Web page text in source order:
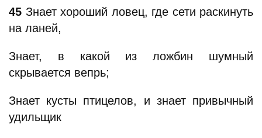
45 Знает хороший ловец, где сети раскинуть
на ланей,
Знает, в какой из ложбин шумный
скрывается вепрь;
Знает кусты птицелов, и знает привычный
удильщик